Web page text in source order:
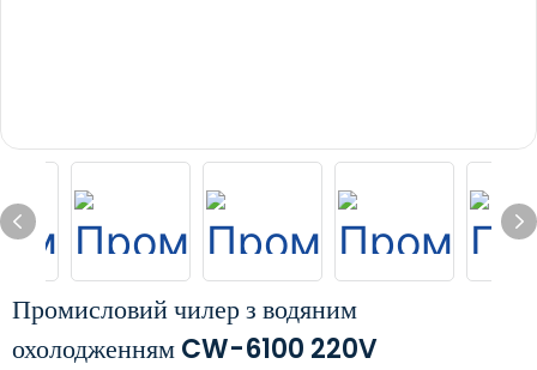
Промисловий чилер з водяним
охолодженням CW-6100 220V